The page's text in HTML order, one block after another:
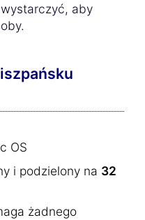
aby
OS
i podzielony na 32
żadnego